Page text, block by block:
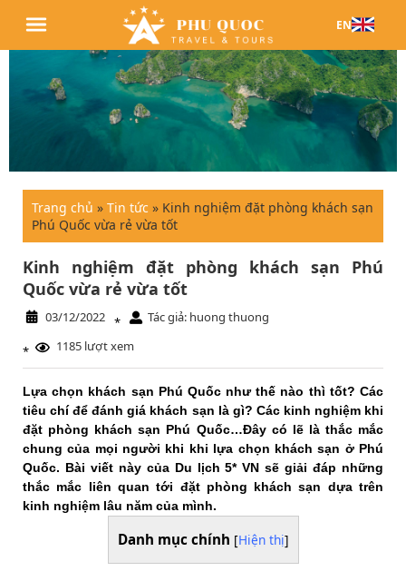
EN
Trang chủ » Tin tức » Kinh nghiệm đặt phòng khách sạn
Phú Quốc vừa rẻ vừa tốt
Kinh nghiệm đặt phòng khách sạn Phú
Quốc vừa rẻ vừa tốt
03/12/2022 * Tác giả: huong thuong
* 1185 lượt xem
Lựa chọn khách sạn Phú Quốc như thế nào thì tốt? Các
tiêu chí để đánh giá khách sạn là gì? Các kinh nghiệm khi
đặt phòng khách sạn Phú Quốc…Đây có lẽ là thắc mắc
chung của mọi người khi khi lựa chọn khách sạn ở Phú
Quốc. Bài viết này của Du lịch 5* VN sẽ giải đáp những
thắc mắc liên quan tới đặt phòng khách sạn dựa trên
kinh nghiệm lâu năm của mình.
Danh mục chính [Hiện thị]